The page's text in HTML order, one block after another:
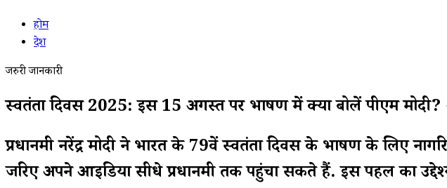
होम
देश
जरुरी जानकारी
स्वतंत्रता दिवस 2025: इस 15 अगस्त पर भाषण में क्या बोलें पीएम
प्रधानमंत्री नरेंद्र मोदी ने भारत के 79वें स्वतंत्रता दिवस के भाषण के
जरिए अपने आइडिया सीधे प्रधानमंत्री तक पहुंचा सकते हैं. इस पहल का